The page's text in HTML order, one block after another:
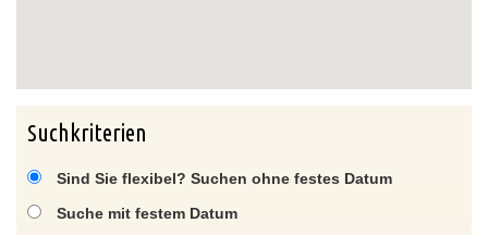
Suchkriterien
Sind Sie flexibel? Suchen ohne festes Datum
Suche mit festem Datum